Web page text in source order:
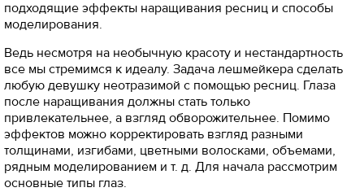
подходящие эффекты наращивания ресниц и способы
моделирования.
Ведь несмотря на необычную красоту и нестандартность
все мы стремимся к идеалу. Задача лешмейкера сделать
любую девушку неотразимой с помощью ресниц. Глаза
после наращивания должны стать только
привлекательнее, а взгляд обворожительнее. Помимо
эффектов можно корректировать взгляд разными
толщинами, изгибами, цветными волосками, объемами,
рядным моделированием и т. д. Для начала рассмотрим
основные типы глаз.